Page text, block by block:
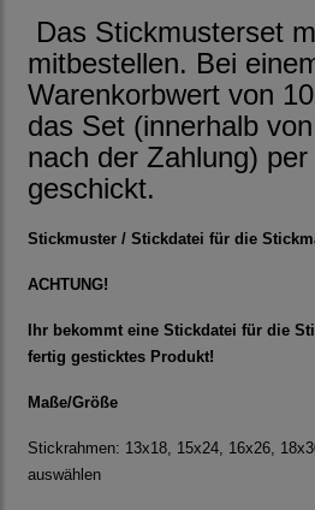
Das Stickmusterset
mitbestellen. Bei
Warenkorbwert von
das Set (innerhalb
nach der Zahlung) per
geschickt.
Stickmuster / Stickdatei für die
ACHTUNG!
Ihr bekommt eine Stickdatei für die
fertig gesticktes Produkt!
Maße/Größe
Stickrahmen: 13x18, 15x24, 16x26,
auswählen